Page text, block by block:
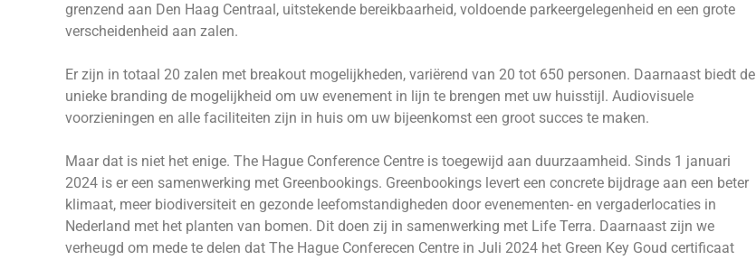
grenzend aan Den Haag Centraal, uitstekende bereikbaarheid, voldoende parkeergelegenheid en een grote
verscheidenheid aan zalen.
Er zijn in totaal 20 zalen met breakout mogelijkheden, variërend van 20 tot 650 personen. Daarnaast biedt de
unieke branding de mogelijkheid om uw evenement in lijn te brengen met uw huisstijl. Audiovisuele
voorzieningen en alle faciliteiten zijn in huis om uw bijeenkomst een groot succes te maken.
Maar dat is niet het enige. The Hague Conference Centre is toegewijd aan duurzaamheid. Sinds 1 januari
2024 is er een samenwerking met Greenbookings. Greenbookings levert een concrete bijdrage aan een beter
klimaat, meer biodiversiteit en gezonde leefomstandigheden door evenementen- en vergaderlocaties in
Nederland met het planten van bomen. Dit doen zij in samenwerking met Life Terra. Daarnaast zijn we
verheugd om mede te delen dat The Hague Conferecen Centre in Juli 2024 het Green Key Goud certificaat